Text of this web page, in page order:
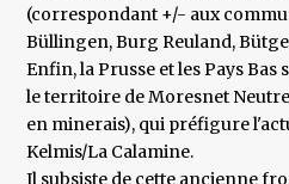
(correspondant +/- aux
Büllingen, Burg Reuland,
Enfin, la Prusse et les Pays
le territoire de Moresnet
en minerais), qui préfigure
Kelmis/La Calamine.
Il subsiste de cette ancienne